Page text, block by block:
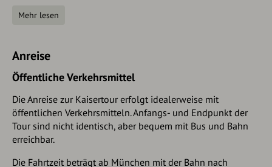
Einfachere Variante:
eben, später leicht ansteigend immer unter den
Felsausläufern der Südseite des Zahmen Kaisers entlang.
kleinen Geröllfeld links der Steig zur Pyramidenspitze ab.
Anspruchsvollere Tour über die Pyramidenspitze:
Der Weg führt direkt neben der Hütte bergauf durch lichten
Bergwald Richtung Naunspitze und nach ca. 30 Min. durch
Mehr lesen
Anreise
Öffentliche Verkehrsmittel
Die Anreise zur Kaisertour erfolgt idealerweise mit
öffentlichen Verkehrsmitteln. Anfangs- und Endpunkt der
Tour sind nicht identisch, aber bequem mit Bus und Bahn
erreichbar.
Die Fahrtzeit beträgt ab München mit der Bahn nach